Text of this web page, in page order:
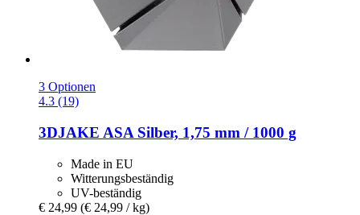
3 Optionen
4.3 (19)
3DJAKE ASA Silber, 1,75 mm / 1000 g
Made in EU
Witterungsbeständig
UV-beständig
€ 24,99 (€ 24,99 / kg)